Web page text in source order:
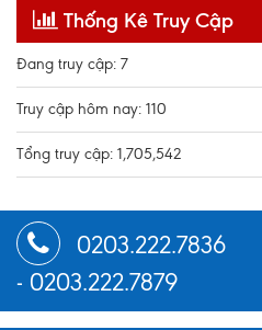
Thống Kê Truy Cập
Đang truy cập: 7
Truy cập hôm nay: 110
Tổng truy cập: 1,705,542
0203.222.7836
- 0203.222.7879